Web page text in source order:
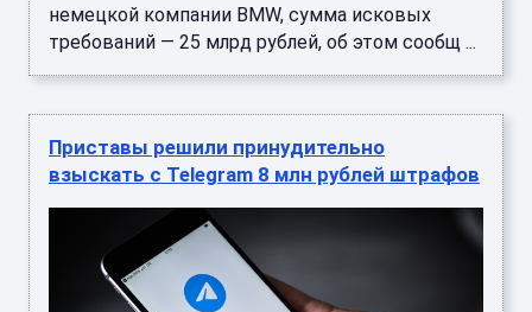
немецкой компании BMW, сумма исковых
требований — 25 млрд рублей, об этом сообщ ...
Приставы решили принудительно
взыскать с Telegram 8 млн рублей штрафов